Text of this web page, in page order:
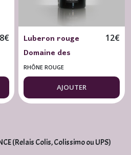
8€
Luberon rouge
Domaine des
Jardinettes 2023
L'Art d'Aimé BIO 75
cl.
12€
RHÔNE ROUGE
AJOUTER
(Relais Colis, Colissimo ou UPS)